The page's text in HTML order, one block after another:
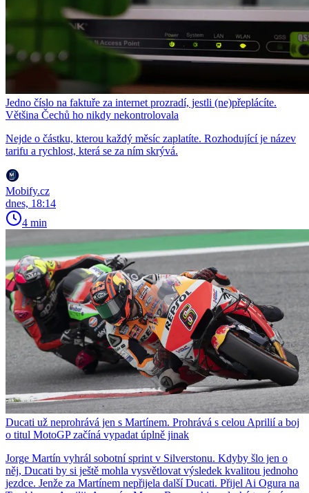
Jedno číslo na faktuře za internet prozradí, jestli (ne)přeplácíte.
Většina Čechů ho nikdy nekontrolovala
Nejde o částku, kterou každý měsíc zaplatíte. Rozhodující je název
tarifu a rychlost, která se za ním skrývá.
Mobify.cz
dnes, 18:14
4 min
Ducati už neprohrává jen s Martínem. Prohrává s celou Aprilií a boj
o titul MotoGP začíná vypadat úplně jinak
Jorge Martín vyhrál sobotní sprint v Silverstonu. Kdyby šlo jen o
něj, Ducati by si ještě mohla vysvětlovat výsledek kvalitou jednoho
jezdce. Jenže za Martínem nepřijela další Ducati. Přijel Ai Ogura na